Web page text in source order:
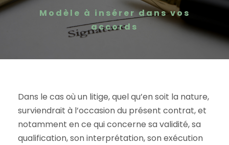
Modèle à insérer dans vos
accords
Dans le cas où un litige, quel qu’en soit la nature,
surviendrait à l’occasion du présent contrat, et
notamment en ce qui concerne sa validité, sa
qualification, son interprétation, son exécution